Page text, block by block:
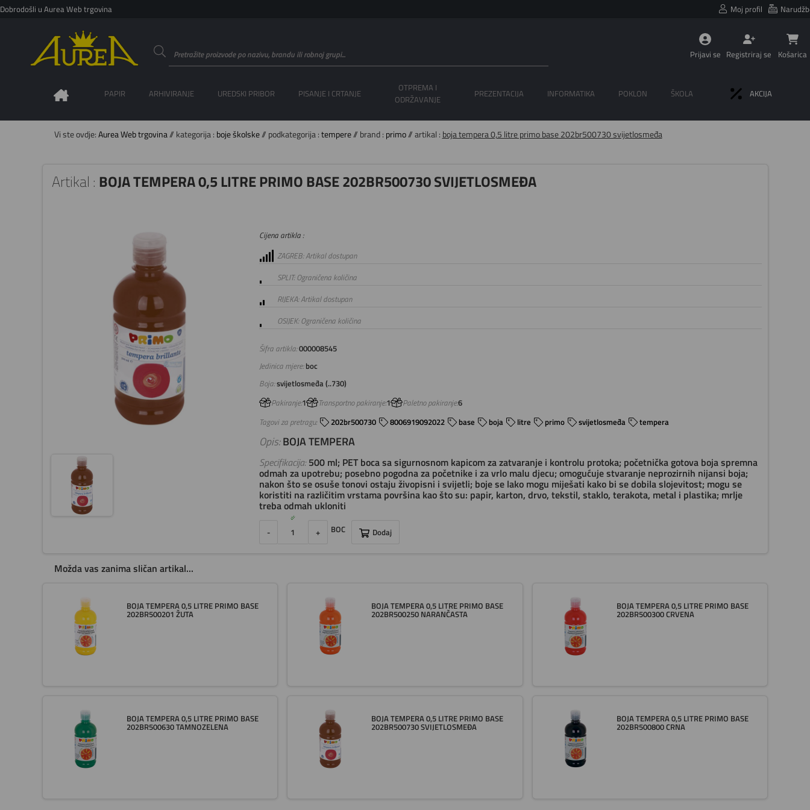
Dobrodošli u Aurea Web trgovina Moj profil
Prijavi se Registriraj se Košarica
PAPIR ARHIVIRANJE UREDSKI PRIBOR PISANJE I CRTANJE
OTPREMA I
ODRŽAVANJE
PREZENTACIJA INFORMATIKA POKLON ŠKOLA AKCIJA
Vi ste ovdje: Aurea Web trgovina// kategorija : boje školske// podkategorija : tempere// brand : primo// artikal : boja tempera 0,5 litre primo base 202br500730 svijetlosmeđa
Artikal : BOJA TEMPERA 0,5 LITRE PRIMO BASE 202BR500730 SVIJETLOSMEĐA
Šifra artikla:000008545
Jedinica mjere: boc
Opis:BOJA TEMPERA
Specifikacija:500 ml; PET boca sa sigurnosnom kapicom za zatvaranje i kontrolu protoka; početnička gotova boja spremna
odmah za upotrebu; posebno pogodna za početnike i za vrlo malu djecu; omogućuje stvaranje neprozirnih nijansi boja;
nakon što se osuše tonovi ostaju živopisni i svijetli; boje se lako mogu miješati kako bi se dobila slojevitost; mogu se
koristiti na različitim vrstama površina kao što su: papir, karton, drvo, tekstil, staklo, terakota, metal i plastika; mrlje
treba odmah ukloniti
Boja:svijetlosmeđa (..730)
Tagovi za pretragu: 202br500730 8006919092022 base boja litre primo svijetlosmeđa tempera
Cijena artikla :
ZAGREB: Artikal dostupan
SPLIT: Ograničena količina
RIJEKA: Artikal dostupan
OSIJEK: Ograničena količina
Pakiranje:1 Transportno pakiranje:1 Paletno pakiranje:6
- + BOC Dodaj
Možda vas zanima sličan artikal...
BOJA TEMPERA 0,5 LITRE PRIMO BASE
202BR500201 ŽUTA
BOJA TEMPERA 0,5 LITRE PRIMO BASE
202BR500250 NARANČASTA
BOJA TEMPERA 0,5 LITRE PRIMO BASE
202BR500300 CRVENA
BOJA TEMPERA 0,5 LITRE PRIMO BASE
202BR500630 TAMNOZELENA
BOJA TEMPERA 0,5 LITRE PRIMO BASE
202BR500730 SVIJETLOSMEĐA
BOJA TEMPERA 0,5 LITRE PRIMO BASE
202BR500800 CRNA